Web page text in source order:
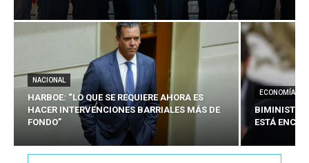
NACIONAL
HARBOE: “LO QUE SE REQUIERE AHORA ES
HACER INTERVENCIONES BARRIALES MÁS DE
FONDO”
ECONOMÍA
BIMINISTRO
ESTÁ